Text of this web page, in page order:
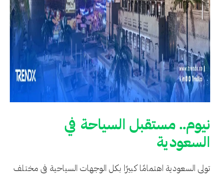
نيوم.. مستقبل السياحة في
السعودية
تولي السعودية اهتمامًا كبيرًا بكل الوجهات السياحية في مختلف